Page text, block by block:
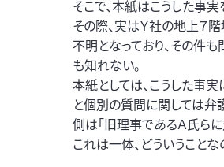
そこで、本紙はこうした事
その際、実はＹ社の地上７
不明となっており、その件
も知れない。
本紙としては、こうした事
と個別の質問に関しては弁
側は「旧理事であるＡ氏ら
これは一体、どういうことな